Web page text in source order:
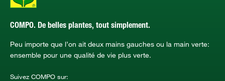
COMPO. De belles plantes, tout simplement.
Peu importe que l’on ait deux mains gauches ou la main verte:
ensemble pour une qualité de vie plus verte.
Suivez COMPO sur: